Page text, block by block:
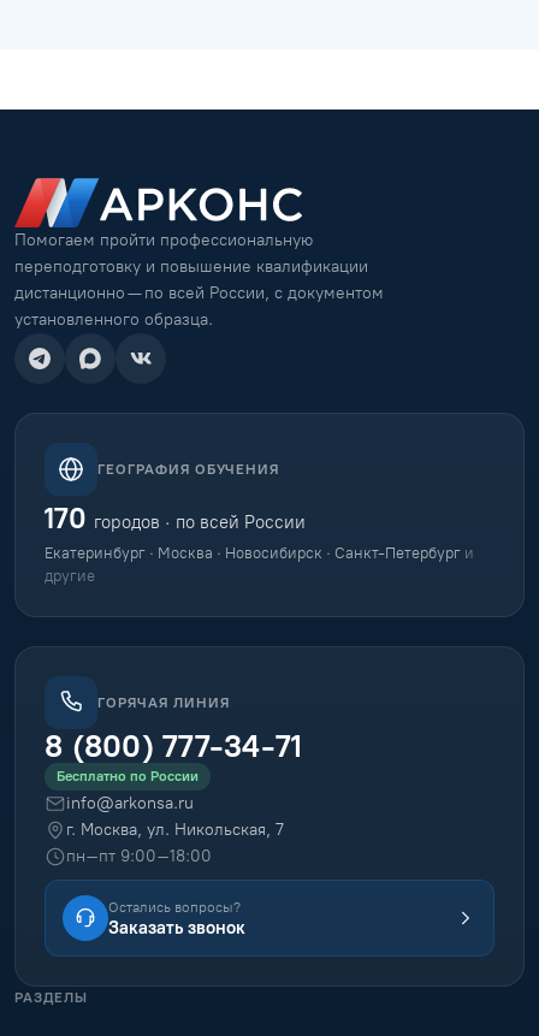
Помогаем пройти профессиональную
переподготовку и повышение квалификации
дистанционно — по всей России, с документом
установленного образца.
ГЕОГРАФИЯ ОБУЧЕНИЯ
170 городов · по всей России
Екатеринбург · Москва · Новосибирск · Санкт-Петербург и
другие
ГОРЯЧАЯ ЛИНИЯ
8 (800) 777-34-71
Бесплатно по России
info@arkonsa.ru
г. Москва, ул. Никольская, 7
пн–пт 9:00–18:00
Остались вопросы?
Заказать звонок
РАЗДЕЛЫ